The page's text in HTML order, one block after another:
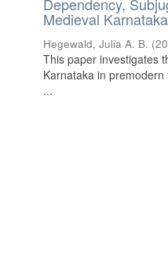
Medieval
Hegewald, Julia A. B. (
This paper investigates
Karnataka in
...